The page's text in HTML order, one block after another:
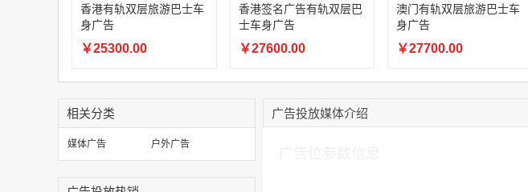
香港有轨双层旅游巴士车
身广告
￥25300.00
香港签名广告有轨双层巴
士车身广告
￥27600.00
澳门有轨双层旅游巴士车
身广告
￥27700.00
相关分类
媒体广告 户外广告
广告投放媒体介绍